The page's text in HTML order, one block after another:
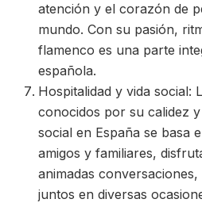
atención y el corazón de
mundo. Con su pasión,
flamenco es una parte
española.
Hospitalidad y vida social:
conocidos por su calidez
social en España se basa
amigos y familiares,
animadas
juntos en diversas